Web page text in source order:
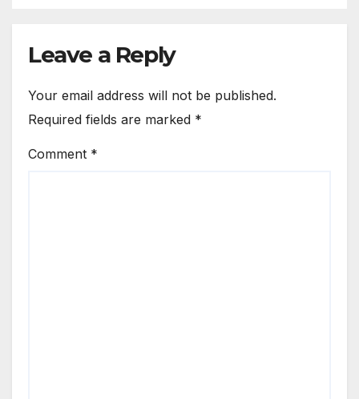
Leave a Reply
Your email address will not be published.
Required fields are marked *
Comment *